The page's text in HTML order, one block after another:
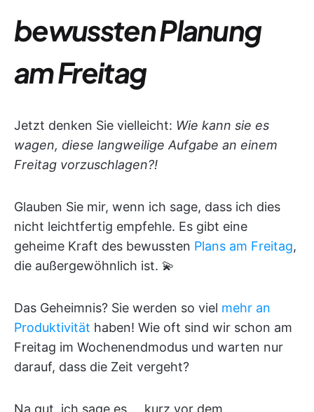
bewussten Planung
am Freitag
Jetzt denken Sie vielleicht: Wie kann sie es
wagen, diese langweilige Aufgabe an einem
Freitag vorzuschlagen?!
Glauben Sie mir, wenn ich sage, dass ich dies
nicht leichtfertig empfehle. Es gibt eine
geheime Kraft des bewussten Plans am Freitag,
die außergewöhnlich ist. 💫
Das Geheimnis? Sie werden so viel mehr an
Produktivität haben! Wie oft sind wir schon am
Freitag im Wochenendmodus und warten nur
darauf, dass die Zeit vergeht?
Na gut, ich sage es ... kurz vor dem